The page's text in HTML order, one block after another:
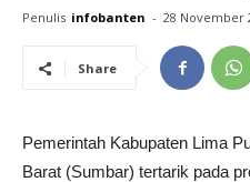
Penulis infobanten - 28 November
Share
Pemerintah Kabupaten Lima
Barat (Sumbar) tertarik pada